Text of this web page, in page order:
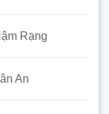
Rạng
An